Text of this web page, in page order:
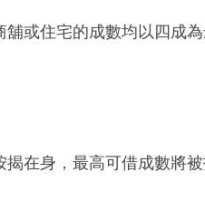
或住宅的成數均以四成
在身，最高可借成數將